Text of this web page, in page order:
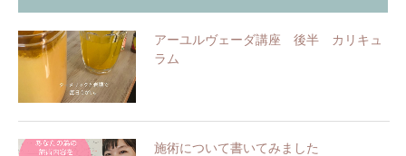
アーユルヴェーダ講座 後半 カリキュ
ラム
施術について書いてみました